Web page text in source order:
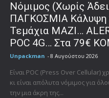
Νόμιμος (Χωρίς
ΠΑΓΚΟΣΜΙΑ Κάλυψη
Τεμάχια ΜΑΖΙ…
POC 4G… Στα 79€
Unpackman - 8 Αυγούστου 2026
Είναι POC (Press Over Cellular)
κι είναι απόλυτα νόμιμος για
την μια άκρη της...